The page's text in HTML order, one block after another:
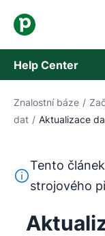
Help Center
Znalostní báze
Kontaktovat
Znalostní báze /
dat / Aktualizace
Tento text byl
Tento
strojového